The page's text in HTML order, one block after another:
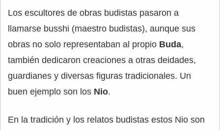
Los escultores de obras budistas pasaron a
llamarse busshi (maestro budistas), aunque sus
obras no solo representaban al propio Buda,
también dedicaron creaciones a otras deidades,
guardianes y diversas figuras tradicionales. Un
buen ejemplo son los Nio.
En la tradición y los relatos budistas estos Nio son